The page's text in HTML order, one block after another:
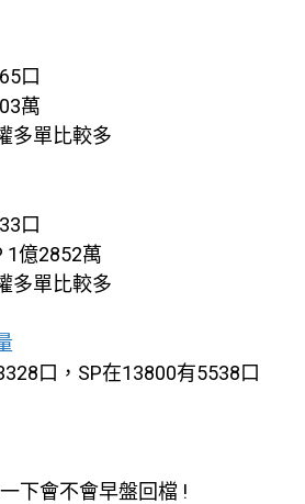
口
萬
多單比較多
口
1億2852萬
多單比較多
口，SP在13800有5538口
下會不會早盤回檔 !